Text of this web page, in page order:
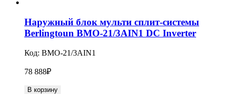
Наружный блок мульти сплит-системы
Berlingtoun BMO-21/3AIN1 DC Inverter
Код: BMO-21/3AIN1
78 888₽
В корзину